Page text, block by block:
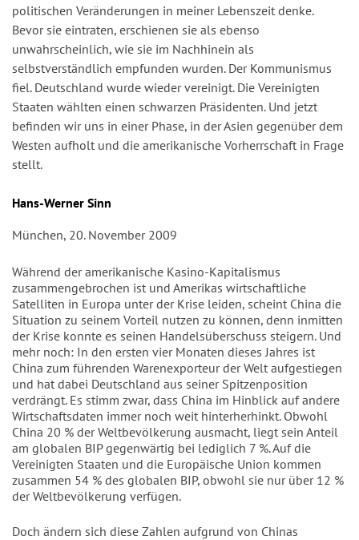
politischen Veränderungen in meiner Lebenszeit denke.
Bevor sie eintraten, erschienen sie als ebenso
unwahrscheinlich, wie sie im Nachhinein als
selbstverständlich empfunden wurden. Der Kommunismus
fiel. Deutschland wurde wieder vereinigt. Die Vereinigten
Staaten wählten einen schwarzen Präsidenten. Und jetzt
befinden wir uns in einer Phase, in der Asien gegenüber dem
Westen aufholt und die amerikanische Vorherrschaft in Frage
stellt.
Autor/en
Hans-Werner Sinn
München, 20. November 2009
Während der amerikanische Kasino-Kapitalismus
zusammengebrochen ist und Amerikas wirtschaftliche
Satelliten in Europa unter der Krise leiden, scheint China die
Situation zu seinem Vorteil nutzen zu können, denn inmitten
der Krise konnte es seinen Handelsüberschuss steigern. Und
mehr noch: In den ersten vier Monaten dieses Jahres ist
China zum führenden Warenexporteur der Welt aufgestiegen
und hat dabei Deutschland aus seiner Spitzenposition
verdrängt. Es stimm zwar, dass China im Hinblick auf andere
Wirtschaftsdaten immer noch weit hinterherhinkt. Obwohl
China 20 % der Weltbevölkerung ausmacht, liegt sein Anteil
am globalen BIP gegenwärtig bei lediglich 7 %. Auf die
Vereinigten Staaten und die Europäische Union kommen
zusammen 54 % des globalen BIP, obwohl sie nur über 12 %
der Weltbevölkerung verfügen.
Doch ändern sich diese Zahlen aufgrund von Chinas